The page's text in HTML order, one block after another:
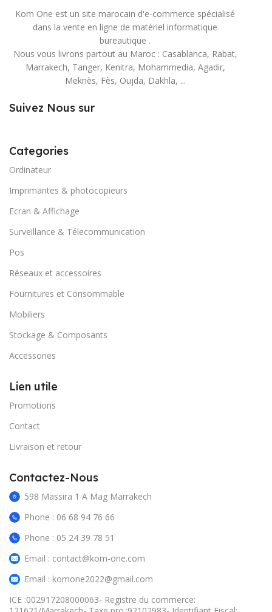
Kom One est un site marocain d'e-commerce spécialisé
dans la vente en ligne de matériel informatique
bureautique .
Nous vous livrons partout au Maroc : Casablanca, Rabat,
Marrakech, Tanger, Kenitra, Mohammedia, Agadir,
Meknès, Fès, Oujda, Dakhla, ...
Suivez Nous sur
Categories
Ordinateur
Imprimantes & photocopieurs
Ecran & Affichage
Surveillance & Télecommunication
Pos
Réseaux et accessoires
Fournitures et Consommable
Mobiliers
Stockage & Composants
Accessories
Lien utile
Promotions
Contact
Livraison et retour
Contactez-Nous
598 Massira 1 A Mag Marrakech
Phone : 06 68 94 76 66
Phone : 05 24 39 78 51
Email : contact@kom-one.com
Email : komone2022@gmail.com
ICE :002917208000063- Registre du commerce: